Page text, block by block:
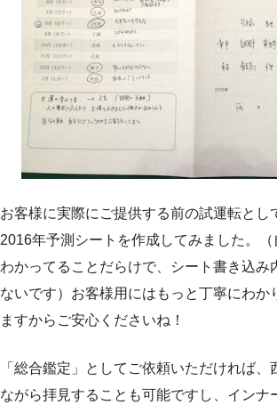
お客様に実際にご提供する前の試運転とし
2016年予測シートを作成してみました。（
わかってることだらけで、シート書き込み
ないです）お客様用にはもっと丁寧にわか
ますからご安心くださいね！
「総合鑑定」としてご依頼いただければ、
ながら拝見することも可能ですし、インナ